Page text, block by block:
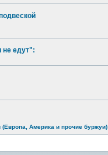
не едут":
(Европа, Америка и прочие буржуи)